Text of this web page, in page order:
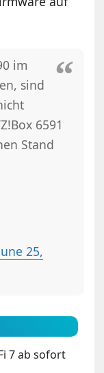
im
sind
6591
Stand
25,
7 ab sofort